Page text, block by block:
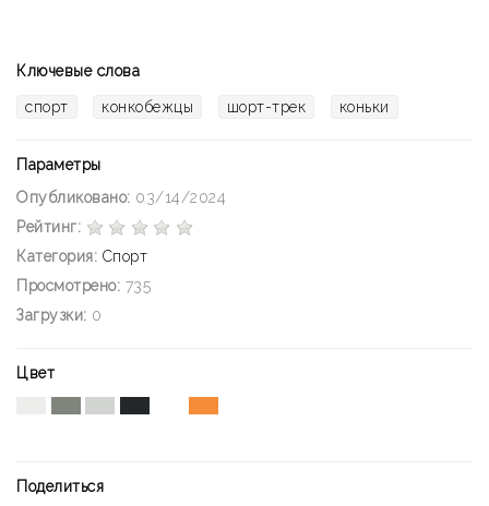
Ключевые слова
спорт конкобежцы шорт-трек коньки
Параметры
Опубликовано: 03/14/2024
Рейтинг:
Категория: Спорт
Просмотрено: 735
Загрузки: 0
Цвет
Поделиться